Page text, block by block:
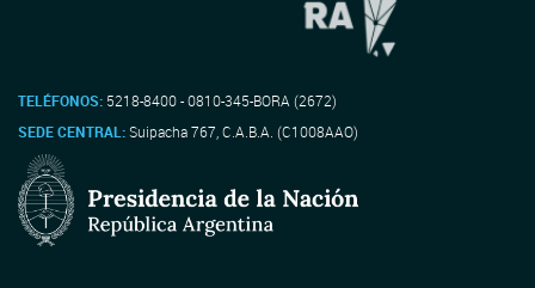
TELÉFONOS: 5218-8400 - 0810-345-BORA (2672)
SEDE CENTRAL:Suipacha 767, C.A.B.A. (C1008AAO)